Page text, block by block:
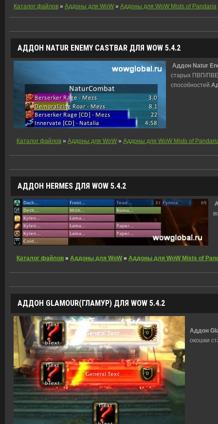
Каталог файлов » Аддоны для WoW » Аддоны для WoW Mists of Pandaria
АДДОН NATUR ENEMY CASTBAR ДЛЯ WOW 5.4.2
Аддон Natur
старых ПВП/
способностей.
Каталог файлов » Аддоны для WoW » Аддоны для WoW Mists of
АДДОН HERMES ДЛЯ WOW 5.4.2
Каталог файлов » Аддоны для WoW » Аддоны для WoW Mists of
АДДОН GLAMOUR(ГЛАМУР) ДЛЯ WOW 5.4.2
Аддон
окошки